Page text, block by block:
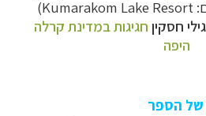
Kumarakom Lake Resort
)
חסקין חגיגות במדינת קרלה
היפה
של הספר